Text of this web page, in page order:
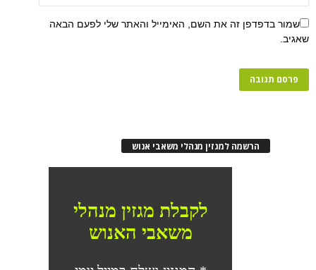
שמור בדפדפן זה את השם, האימייל והאתר שלי לפעם הבאה
שאגיב.
הרשמה למגזין מנהלי משאבי אנוש